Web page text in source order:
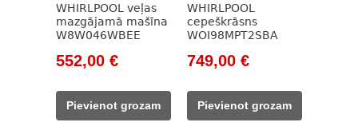
WHIRLPOOL veļas
mazgājamā mašīna
W8W046WBEE
Original
was:
757,00 €.
552,00 €Current
552,00 €.
Pievienot grozam
WHIRLPOOL
cepeškrāsns
WOI98MPT2SBA
Original
was:
895,00 €.
749,00 €Current
749,00 €.
Pievienot grozam